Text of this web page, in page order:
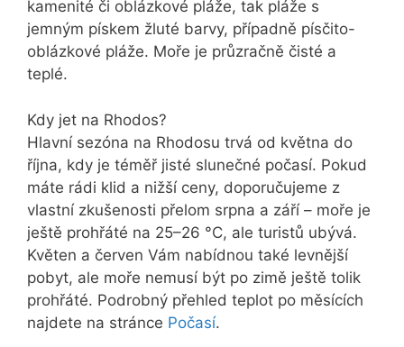
kamenité či oblázkové pláže, tak pláže s
jemným pískem žluté barvy, případně písčito-
oblázkové pláže. Moře je průzračně čisté a
teplé.
Kdy jet na Rhodos?
Hlavní sezóna na Rhodosu trvá od května do
října, kdy je téměř jisté slunečné počasí. Pokud
máte rádi klid a nižší ceny, doporučujeme z
vlastní zkušenosti přelom srpna a září – moře je
ještě prohřáté na 25–26 °C, ale turistů ubývá.
Květen a červen Vám nabídnou také levnější
pobyt, ale moře nemusí být po zimě ještě tolik
prohřáté. Podrobný přehled teplot po měsících
najdete na stránce Počasí.